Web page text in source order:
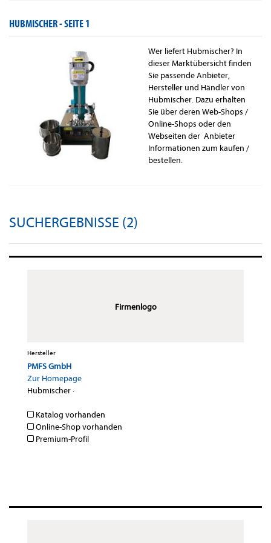
HUBMISCHER -SEITE 1
Wer liefert Hubmischer? In
dieser Marktübersicht finden
Sie passende Anbieter,
Hersteller und Händler von
Hubmischer. Dazu erhalten
Sie über deren Web-Shops /
Online-Shops oder den
Webseiten der Anbieter
Informationen zum kaufen /
bestellen.
SUCHERGEBNISSE (2)
Firmenlogo
Hersteller
PMFS GmbH
Zur Homepage
Hubmischer·
Katalog vorhanden
Online-Shop vorhanden
Premium-Profil